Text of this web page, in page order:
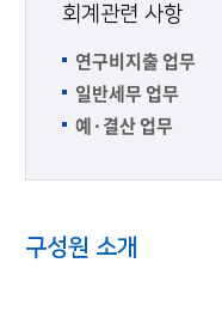
회계관련 사항
연구비지출 업무
일반세무 업무
예·결산 업무
구성원 소개